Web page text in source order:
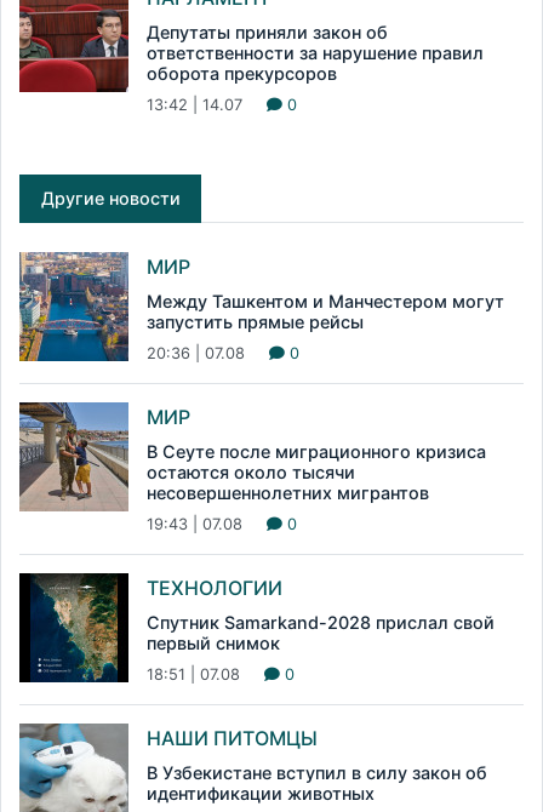
Депутаты приняли закон об
ответственности за нарушение правил
оборота прекурсоров
13:42 | 14.07 0
Другие новости
МИР
Между Ташкентом и Манчестером могут
запустить прямые рейсы
20:36 | 07.08 0
МИР
В Сеуте после миграционного кризиса
остаются около тысячи
несовершеннолетних мигрантов
19:43 | 07.08 0
ТЕХНОЛОГИИ
Спутник Samarkand-2028 прислал свой
первый снимок
18:51 | 07.08 0
НАШИ ПИТОМЦЫ
В Узбекистане вступил в силу закон об
идентификации животных